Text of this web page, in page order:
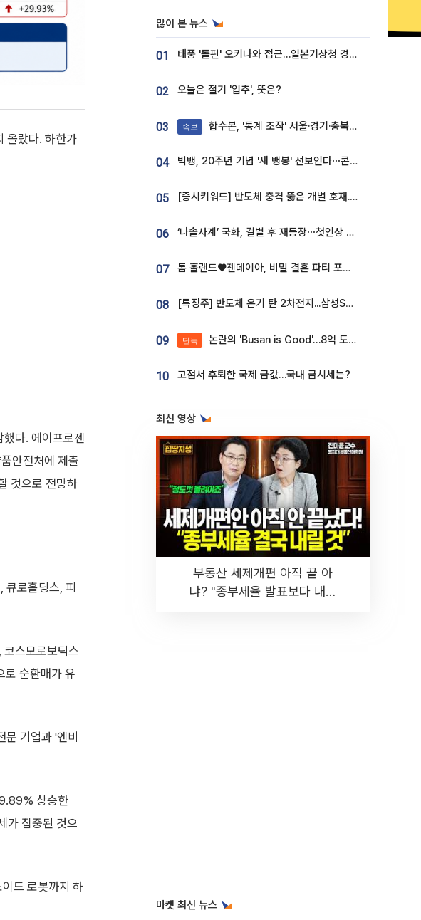
올랐다. 하한가
다. 에이프로젠
안전처에 제출
것으로 전망하
로홀딩스, 피
스모로보틱스
로 순환매가 유
기업과 '엔비
상승한
가 집중된 것으
드 로봇까지 하
많이 본 뉴스
01 태풍 '돌핀' 오키나와 접근…일본기상청 경로 업데이트
02 오늘은 절기 '입추', 뜻은?
03 속보 합수본, '통계 조작' 서울·경기·충북 선관위 등 추가 압수수색
04 빅뱅, 20주년 기념 '새 뱅봉' 선보인다⋯콘서트 앞두고 팝업 개최
05 [증시키워드] 반도체 충격 뚫은 개별 호재...포스코퓨처엠·에코프로·한화솔루션 '눈길'
06 ‘나솔사계’ 국화, 결별 후 재등장⋯첫인상 투표 휩쓸고 ‘인기녀’ 등극
07 톰 홀랜드♥젠데이아, 비밀 결혼 파티 포착⋯호텔 대관비만 9억
08 [특징주] 반도체 온기 탄 2차전지...삼성SDI, 장 초반 7% 넘게 껑충
09 단독 논란의 'Busan is Good'…8억 도시브랜드, 용산 대통령실 CI 업체가 수행
10 고점서 후퇴한 국제 금값…국내 금시세는?
최신 영상
부동산 세제개편 아직 끝 아
냐? "종부세율 발표보다 내릴
마켓 최신 뉴스